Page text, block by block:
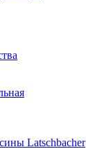
Latschbacher